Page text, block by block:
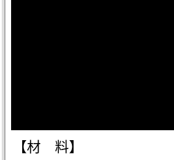
【材 料】